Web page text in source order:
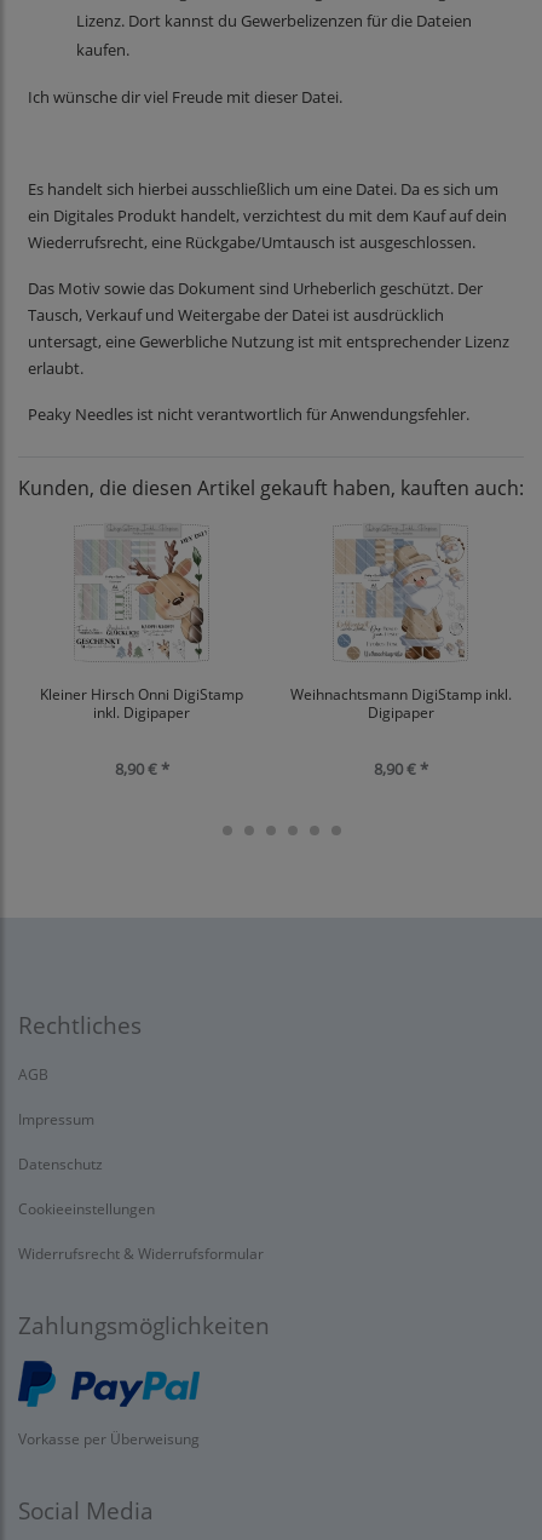
Lizenz. Dort kannst du Gewerbelizenzen für die Dateien
kaufen.
Ich wünsche dir viel Freude mit dieser Datei.
Es handelt sich hierbei ausschließlich um eine Datei. Da es sich um
ein Digitales Produkt handelt, verzichtest du mit dem Kauf auf dein
Wiederrufsrecht, eine Rückgabe/Umtausch ist ausgeschlossen.
Das Motiv sowie das Dokument sind Urheberlich geschützt. Der
Tausch, Verkauf und Weitergabe der Datei ist ausdrücklich
untersagt, eine Gewerbliche Nutzung ist mit entsprechender Lizenz
erlaubt.
Peaky Needles ist nicht verantwortlich für Anwendungsfehler.
Kunden, die diesen Artikel gekauft haben, kauften auch:
Kleiner Hirsch Onni DigiStamp
inkl. Digipaper
8,90 € *
Weihnachtsmann DigiStamp inkl.
Digipaper
8,90 € *
Rechtliches
AGB
Impressum
Datenschutz
Cookieeinstellungen
Widerrufsrecht & Widerrufsformular
Zahlungsmöglichkeiten
Vorkasse per Überweisung
Social Media